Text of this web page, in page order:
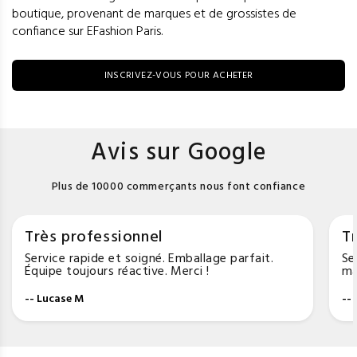
boutique, provenant de marques et de grossistes de
confiance sur EFashion Paris.
INSCRIVEZ-VOUS POUR ACHETER
Avis sur Google
Plus de 10000 commerçants nous font confiance
Très professionnel
Service rapide et soigné. Emballage parfait.
Équipe toujours réactive. Merci !
-- Lucase M --